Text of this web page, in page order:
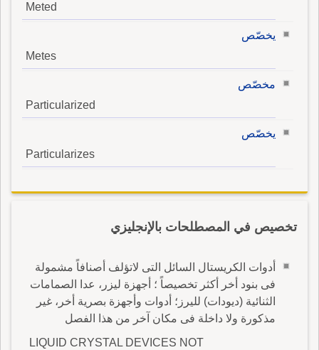
Meted
يخصّص
Metes
مخصّص
Particularized
يخصّص
Particularizes
تخصيص في المصطلحات بالإنجليزي
أدوات الكريستال السائل التى لاتؤلف أصنافاً مشمولة
فى بنود أخر أكثر تخصيصاً ؛ أجهزة ليزر، عدا الصمامات
الثنائية (ديودات) لليرز؛ أدوات وأجهزة بصرية أخر، غير
مذكورة ولا داخلة فى مكان آخر من هذا الفصل
LIQUID CRYSTAL DEVICES NOT